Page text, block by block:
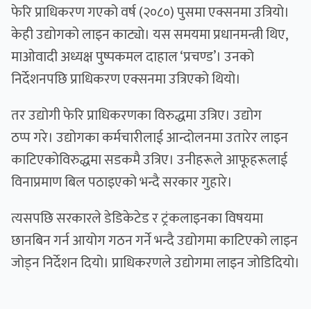
फेरि प्राधिकरण गएको वर्ष (२०८०) पुसमा एक्सनमा उत्रियो।
केही उद्योगको लाइन काट्यो। यस समयमा प्रधानमन्त्री थिए,
माओवादी अध्यक्ष पुष्पकमल दाहाल ‘प्रचण्ड’। उनको
निर्देशनपछि प्राधिकरण एक्सनमा उत्रिएको थियो।
तर उद्योगी फेरि प्राधिकरणका विरुद्धमा उत्रिए। उद्योग
ठप्प गरे। उद्योगका कर्मचारीलाई आन्दोलनमा उतारेर लाइन
काटिएकोविरुद्धमा सडकमै उत्रिए। उनीहरूले आफूहरूलाई
विनाप्रमाण बिल पठाइएको भन्दै सरकार गुहारे।
त्यसपछि सरकारले डेडिकेटेड र ट्रंकलाइनका विषयमा
छानबिन गर्न आयोग गठन गर्ने भन्दै उद्योगमा काटिएको लाइन
जोड्न निर्देशन दियो। प्राधिकरणले उद्योगमा लाइन जोडिदियो।